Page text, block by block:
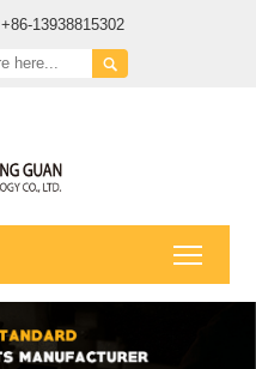
+86-13938815302
